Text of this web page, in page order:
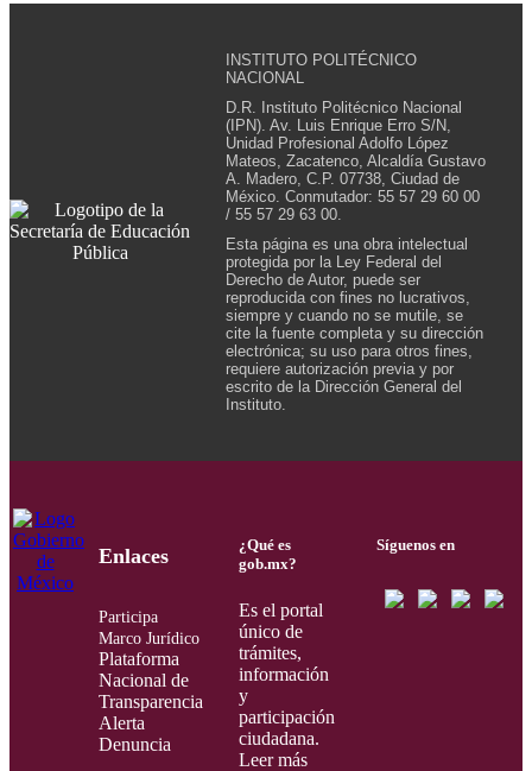
INSTITUTO POLITÉCNICO
NACIONAL
D.R. Instituto Politécnico Nacional
(IPN). Av. Luis Enrique Erro S/N,
Unidad Profesional Adolfo López
Mateos, Zacatenco, Alcaldía Gustavo
A. Madero, C.P. 07738, Ciudad de
México. Conmutador: 55 57 29 60 00
/ 55 57 29 63 00.
Esta página es una obra intelectual
protegida por la Ley Federal del
Derecho de Autor, puede ser
reproducida con fines no lucrativos,
siempre y cuando no se mutile, se
cite la fuente completa y su dirección
electrónica; su uso para otros fines,
requiere autorización previa y por
escrito de la Dirección General del
Instituto.
Enlaces
Participa
Marco Jurídico
Plataforma
Nacional de
Transparencia
Alerta
Denuncia
¿Qué es
gob.mx?
Es el portal
único de
trámites,
información
y
participación
ciudadana.
Leer más
Síguenos en